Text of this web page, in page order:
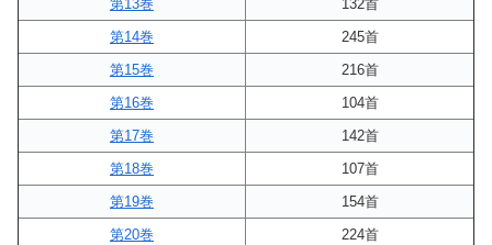
第13巻
132首
第14巻
245首
第15巻
216首
第16巻
104首
第17巻
142首
第18巻
107首
第19巻
154首
第20巻
224首